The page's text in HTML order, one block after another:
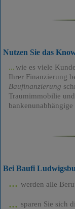
Nutzen Sie das
wie es viele
Ihrer Finanzierung
Baufinanzierung
Traumimmobilie
Bei Baufi
werden alle
sparen Sie sich